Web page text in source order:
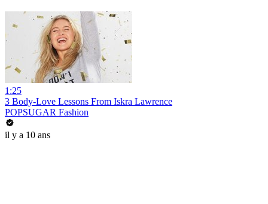
1:25
3 Body-Love Lessons From Iskra Lawrence
POPSUGAR Fashion
il y a 10 ans